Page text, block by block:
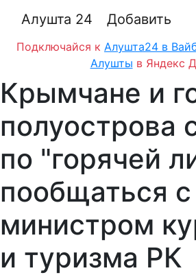
Алушта 24 Добавить
Подключайся к Алушта24 в
Алушты в Яндекс
Крымчане и
полуострова
по "горячей
пообщаться с
министром
и туризма РК